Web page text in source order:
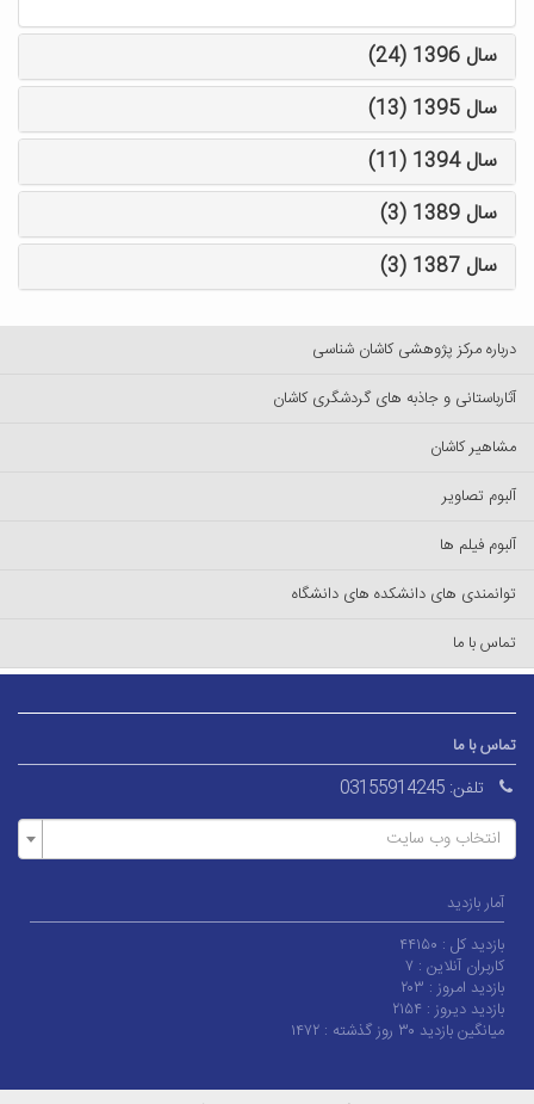
سال 1396 (24)
سال 1395 (13)
سال 1394 (11)
سال 1389 (3)
سال 1387 (3)
درباره مرکز پژوهشی کاشان شناسی
آثارباستانی و جاذبه های گردشگری کاشان
مشاهیر کاشان
آلبوم تصاویر
آلبوم فیلم ها
توانمندی های دانشکده های دانشگاه
تماس با ما
تماس با ما
تلفن: 03155914245
انتخاب وب سایت
آمار بازدید
بازدید کل : ۴۴۱۵۰
کاربران آنلاین : ۷
بازدید امروز : ۲۰۳
بازدید دیروز : ۲۱۵۴
میانگین بازدید ۳۰ روز گذشته :
۱۴۷۲